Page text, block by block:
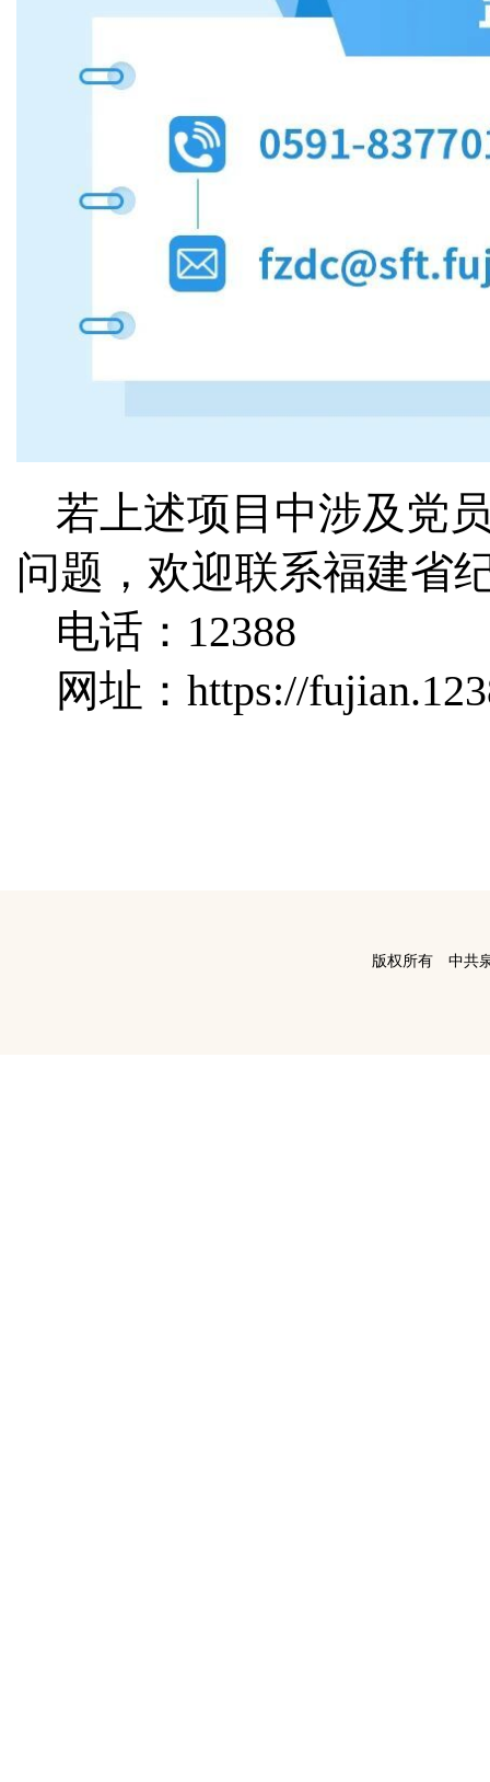
若上述项目中涉及党
问题，欢迎联系福建省
电话：12388
网址：https://
版权所有 中共